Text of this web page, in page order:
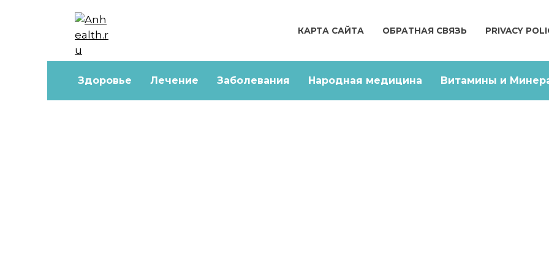
КАРТА САЙТА ОБРАТНАЯ СВЯЗЬ PRIVACY
Здоровье Лечение Заболевания Народная медицина Витамины и